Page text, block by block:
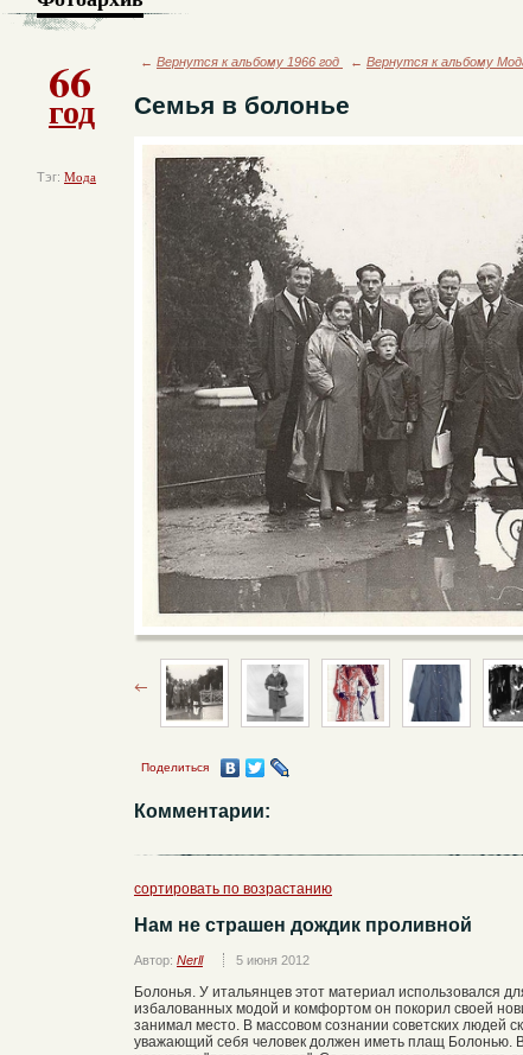
66
год
Тэг: Мода
← Вернутся к альбому 1966 год ← Вернутся к альбому
Семья в болонье
Поделиться
Комментарии:
сортировать по возрастанию
Нам не страшен дождик проливной
Автор: Nerll 5 июня 2012
Болонья. У итальянцев этот материал использовался
избалованных модой и комфортом он покорил своей
занимал место. В массовом сознании советских людей
уважающий себя человек должен иметь плащ